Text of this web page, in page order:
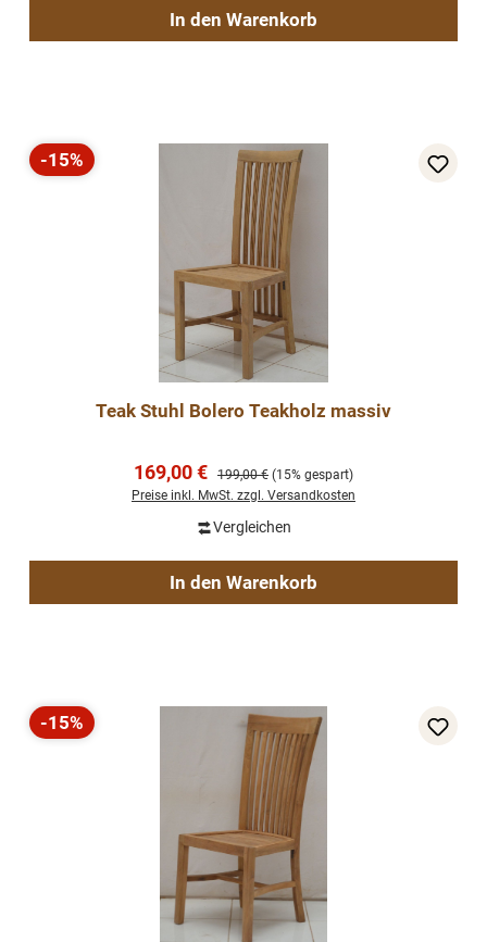
In den Warenkorb
Rabatt
-15%
Teak Stuhl Bolero Teakholz massiv
Verkaufspreis:
169,00 € Regulärer Preis:
199,00 € (15% gespart)
Preise inkl. MwSt. zzgl. Versandkosten
Vergleichen
In den Warenkorb
Rabatt
-15%